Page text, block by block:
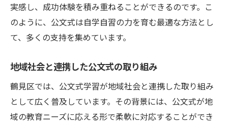
実感し、成功体験を積み重ねることができるのです。こ
のように、公文式は自学自習の力を育む最適な方法とし
て、多くの支持を集めています。
地域社会と連携した公文式の取り組み
鶴見区では、公文式学習が地域社会と連携した取り組み
として広く普及しています。その背景には、公文式が地
域の教育ニーズに応える形で柔軟に対応することができ